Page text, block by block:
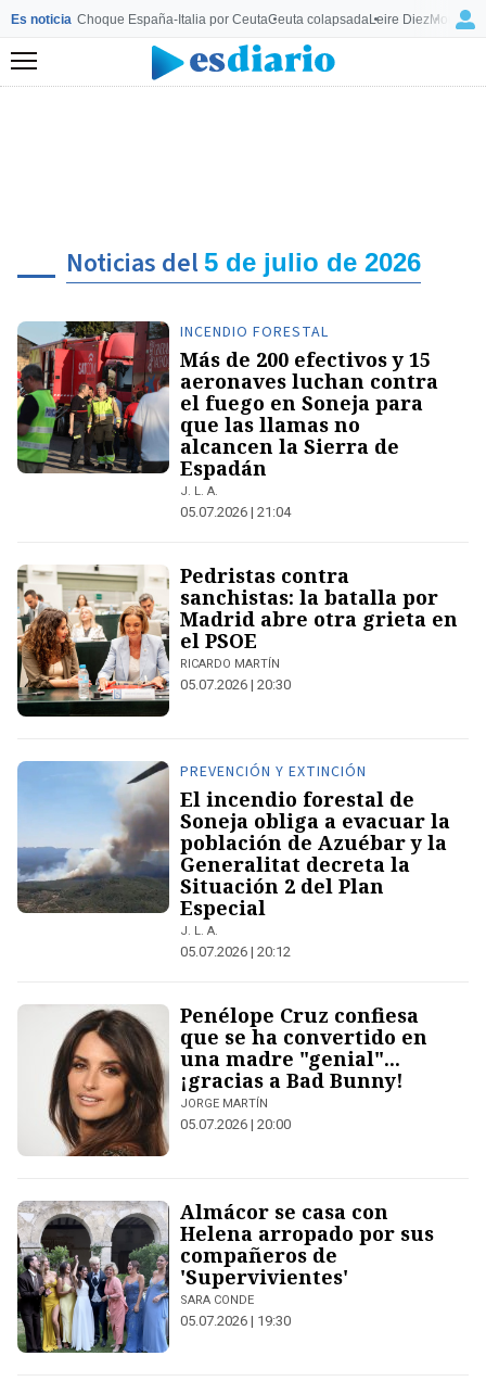
Es noticia Choque España-Italia por CeutaCeuta colapsadaLeire Diez
Menú
Noticias del5 de julio de 2026
INCENDIO FORESTAL
Más de 200 efectivos y 15
aeronaves luchan contra
el fuego en Soneja para
que las llamas no
alcancen la Sierra de
Espadán
J. L. A.
05.07.2026 | 21:04
Pedristas contra
sanchistas: la batalla por
Madrid abre otra grieta en
el PSOE
RICARDO MARTÍN
05.07.2026 | 20:30
PREVENCIÓN Y EXTINCIÓN
El incendio forestal de
Soneja obliga a evacuar la
población de Azuébar y la
Generalitat decreta la
Situación 2 del Plan
Especial
J. L. A.
05.07.2026 | 20:12
Penélope Cruz confiesa
que se ha convertido en
una madre "genial"...
¡gracias a Bad Bunny!
JORGE MARTÍN
05.07.2026 | 20:00
Almácor se casa con
Helena arropado por sus
compañeros de
'Supervivientes'
SARA CONDE
05.07.2026 | 19:30